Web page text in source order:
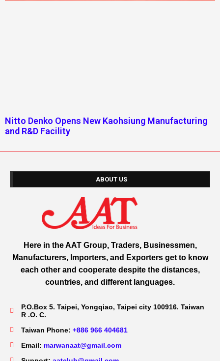
Nitto Denko Opens New Kaohsiung Manufacturing
and R&D Facility
ABOUT US
Here in the AAT Group, Traders, Businessmen,
Manufacturers, Importers, and Exporters get to know
each other and cooperate despite the distances,
countries, and different languages.
P.O.Box 5. Taipei, Yongqiao, Taipei city 100916. Taiwan
R .O. C.
Taiwan Phone: +886 966 404681
Email: marwanaat@gmail.com